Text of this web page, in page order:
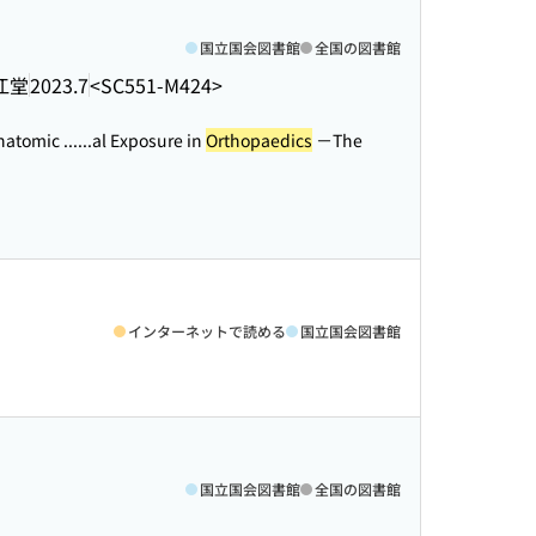
堂2023.7<SC551-M424>
国立国会図書館 全国の図書館
......al Exposure in Orthopaedics －The
インターネットで読める 国立国会図書館
国立国会図書館 全国の図書館